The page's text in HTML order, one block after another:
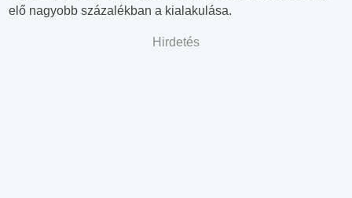
elő nagyobb százalékban a kialakulása.
Hirdetés